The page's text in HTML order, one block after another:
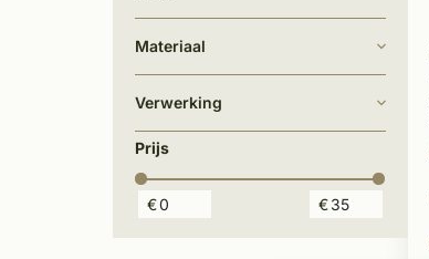
Materiaal
Verwerking
Prijs
€ €